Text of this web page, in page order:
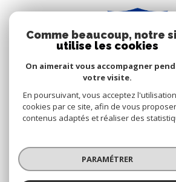
© 2026 | Tous droits
Comme beaucoup, notre
utilise les cookies
On aimerait vous accompagner
votre visite.
En poursuivant, vous acceptez
cookies par ce site, afin de vous
contenus adaptés et réaliser des
PARAMÉTRER